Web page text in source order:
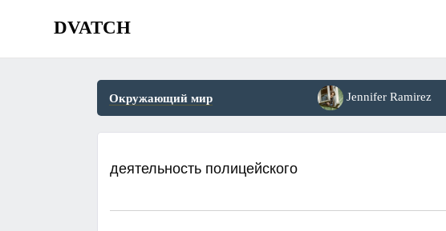
DVATCH
Окружающий мир Jennifer Ramirez
деятельность полицейского​